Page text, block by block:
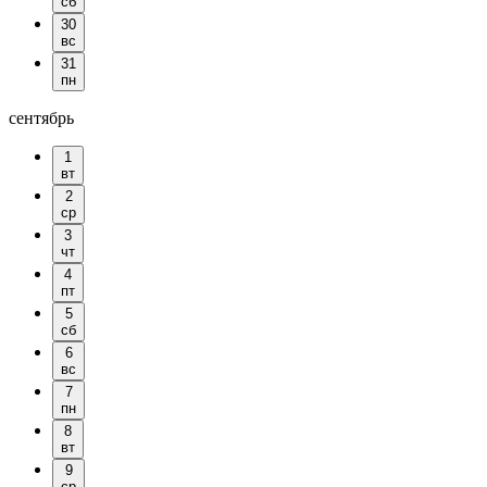
30
вс
31
пн
сентябрь
1
вт
2
ср
3
чт
4
пт
5
сб
6
вс
7
пн
8
вт
9